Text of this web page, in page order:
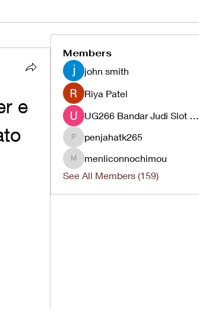
e
Members
john smith
Riya Patel
UG266 Bandar Judi Slot Online Live RTP Slot Gacor Tertinggi
penjahatk265
penjahatk265
menliconnochimou
menliconnochimou
See All Members (159)